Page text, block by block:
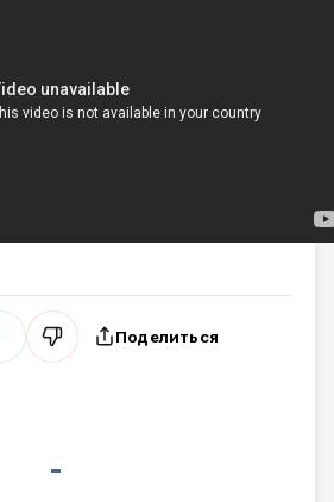
Поделиться